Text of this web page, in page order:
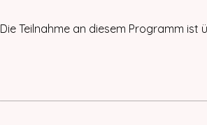
Die Teilnahme an diesem Programm ist